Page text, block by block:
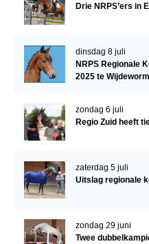
Drie NRPS’ers in
dinsdag 8 juli
NRPS Regionale
2025 te
zondag 6 juli
Regio Zuid heeft
zaterdag 5 juli
Uitslag regionale
zondag 29 juni
Twee